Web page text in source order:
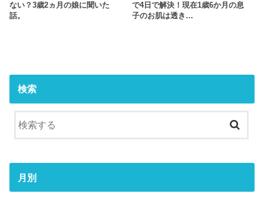
ない？3歳2ヵ月の娘に聞いた
話。
で4日で解決！現在1歳6か月の息
子のお肌は透き…
検索
月別